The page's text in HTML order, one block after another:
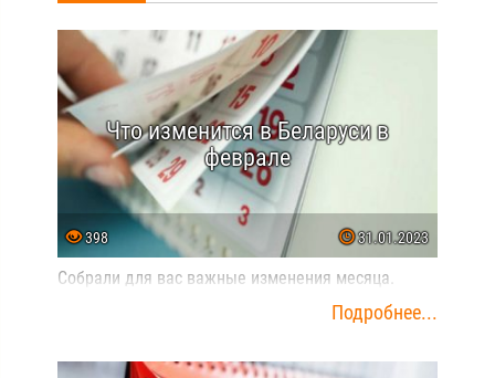
Что изменится в Беларуси в
феврале
398 31.01.2023
Собрали для вас важные изменения месяца.
Подробнее...